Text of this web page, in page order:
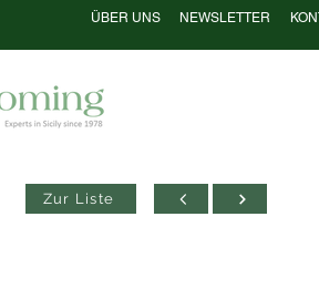
ÜBER UNS NEWSLETTER
Zur Liste